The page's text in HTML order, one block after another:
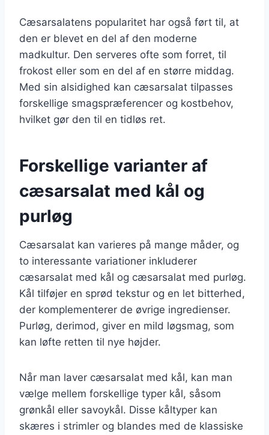
Cæsarsalatens popularitet har også ført til, at
den er blevet en del af den moderne
madkultur. Den serveres ofte som forret, til
frokost eller som en del af en større middag.
Med sin alsidighed kan cæsarsalat tilpasses
forskellige smagspræferencer og kostbehov,
hvilket gør den til en tidløs ret.
Forskellige varianter af
cæsarsalat med kål og
purløg
Cæsarsalat kan varieres på mange måder, og
to interessante variationer inkluderer
cæsarsalat med kål og cæsarsalat med purløg.
Kål tilføjer en sprød tekstur og en let bitterhed,
der komplementerer de øvrige ingredienser.
Purløg, derimod, giver en mild løgsmag, som
kan løfte retten til nye højder.
Når man laver cæsarsalat med kål, kan man
vælge mellem forskellige typer kål, såsom
grønkål eller savoykål. Disse kåltyper kan
skæres i strimler og blandes med de klassiske